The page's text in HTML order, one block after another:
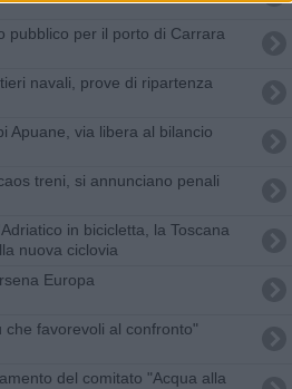
pubblico per il porto di Carrara
navali, prove di ripartenza
Apuane, via libera al bilancio
treni, si annunciano penali
in bicicletta, la Toscana
nuova ciclovia
Europa
che favorevoli al confronto"
del comitato "Acqua alla